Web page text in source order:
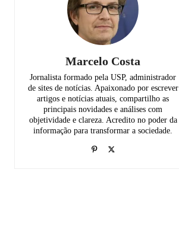
Marcelo Costa
Jornalista formado pela USP, administrador
de sites de notícias. Apaixonado por escrever
artigos e notícias atuais, compartilho as
principais novidades e análises com
objetividade e clareza. Acredito no poder da
informação para transformar a sociedade.